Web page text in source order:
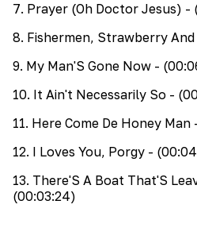
7. Prayer (Oh Doctor Jesus) -
8. Fishermen, Strawberry And
9. My Man'S Gone Now -
10. It Ain't Necessarily So -
11. Here Come De Honey Man
12. I Loves You, Porgy -
13. There'S A Boat That'S
(00:03:24)